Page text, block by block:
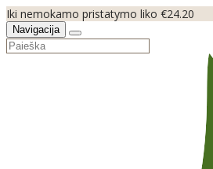
Iki nemokamo pristatymo liko €24.20
Navigacija